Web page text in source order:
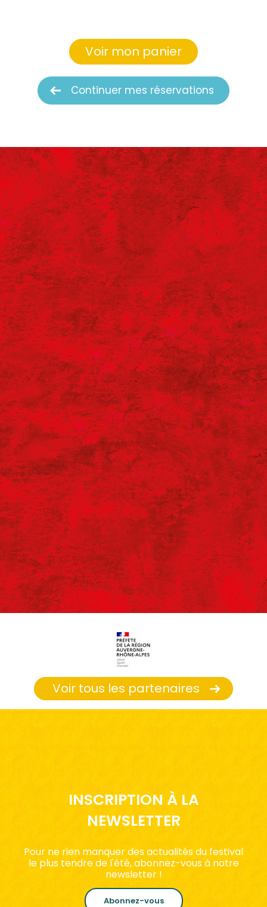
Continuer mes réservations
Voir mon panier
Voir tous les partenaires
INSCRIPTION À LA
NEWSLETTER
Pour ne rien manquer des actualités du festival
le plus tendre de l'été, abonnez-vous à notre
newsletter !
Abonnez-vous